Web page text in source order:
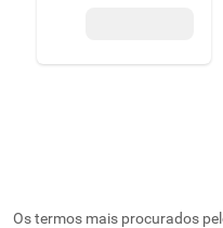
Os termos mais procurados